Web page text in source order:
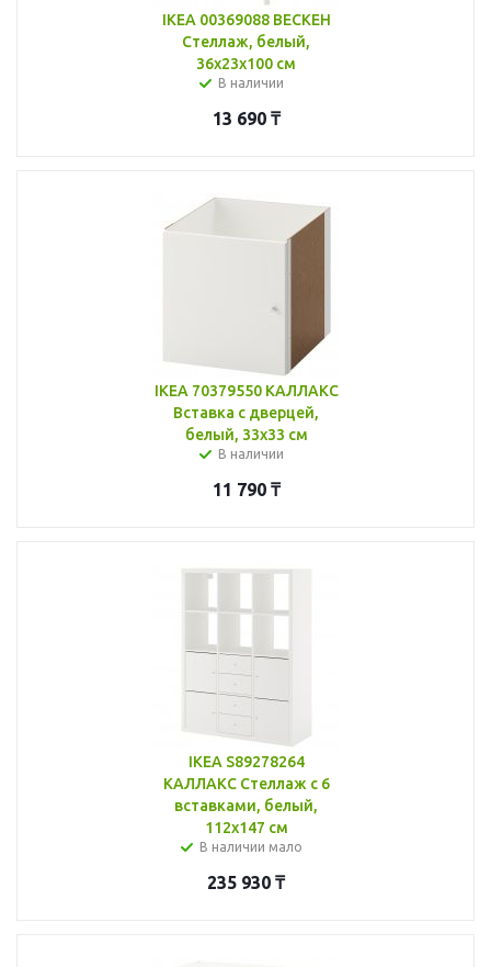
IKEA 00369088 ВЕСКЕН
Стеллаж, белый,
36x23x100 см
В наличии
13 690₸
IKEA 70379550 КАЛЛАКС
Вставка с дверцей,
белый, 33x33 см
В наличии
11 790₸
IKEA S89278264
КАЛЛАКС Стеллаж с 6
вставками, белый,
112x147 см
В наличии мало
235 930 ₸